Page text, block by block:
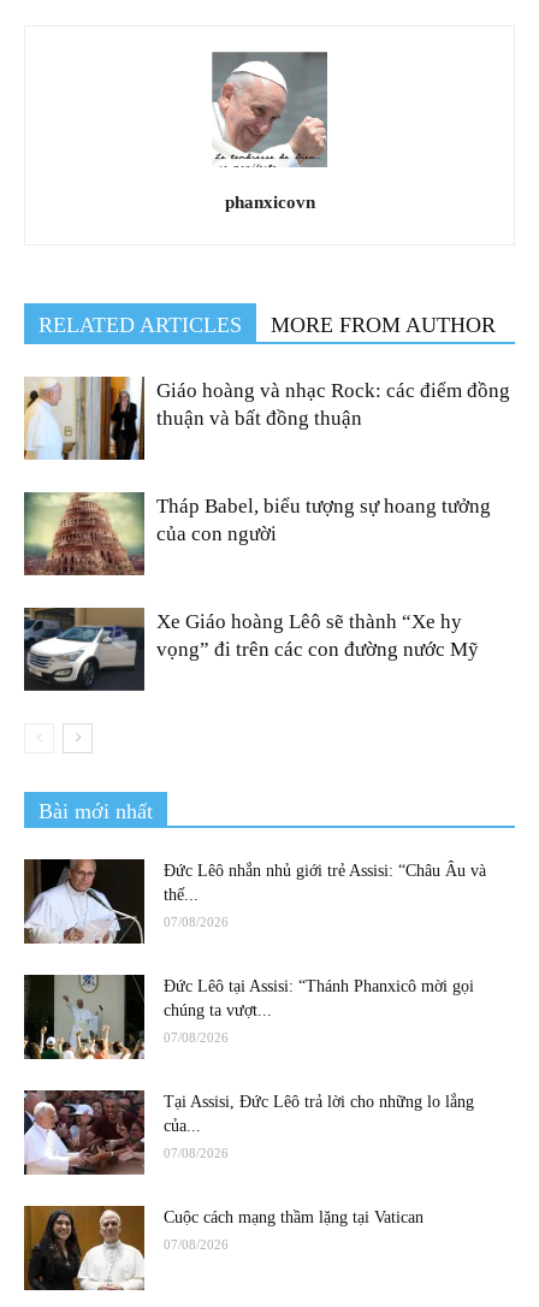
phanxicovn
RELATED ARTICLES MORE FROM AUTHOR
Giáo hoàng và nhạc Rock: các điểm đồng
thuận và bất đồng thuận
Tháp Babel, biểu tượng sự hoang tưởng
của con người
Xe Giáo hoàng Lêô sẽ thành “Xe hy
vọng” đi trên các con đường nước Mỹ
Bài mới nhất
Đức Lêô nhắn nhủ giới trẻ Assisi: “Châu Âu và
thế...
07/08/2026
Đức Lêô tại Assisi: “Thánh Phanxicô mời gọi
chúng ta vượt...
07/08/2026
Tại Assisi, Đức Lêô trả lời cho những lo lắng
của...
07/08/2026
Cuộc cách mạng thầm lặng tại Vatican
07/08/2026